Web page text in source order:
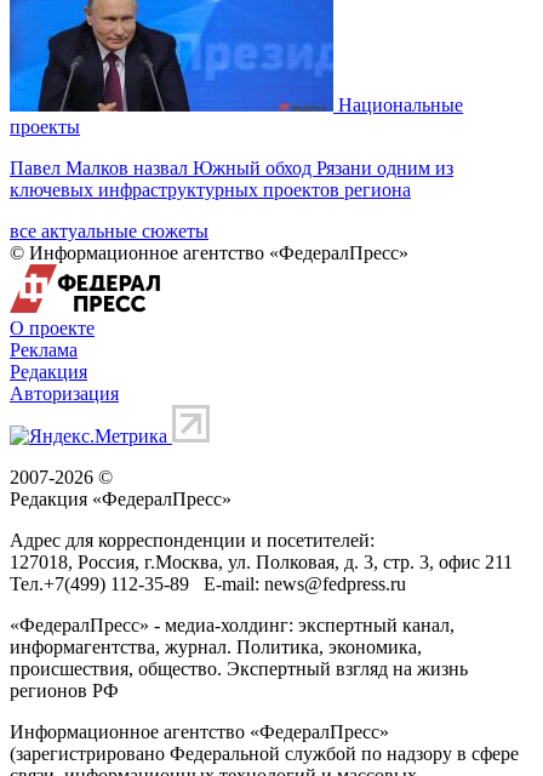
Национальные
проекты
Павел Малков назвал Южный обход Рязани одним из
ключевых инфраструктурных проектов региона
все актуальные сюжеты
© Информационное агентство «ФедералПресс»
О проекте
Реклама
Редакция
Авторизация
2007-2026 ©
Редакция «ФедералПресс»
Адрес для корреспонденции и посетителей:
127018, Россия, г.Москва, ул. Полковая, д. 3, стр. 3, офис 211
Тел.+7(499) 112-35-89 E-mail: news@fedpress.ru
«ФедералПресс» - медиа-холдинг: экспертный канал,
информагентства, журнал. Политика, экономика,
происшествия, общество. Экспертный взгляд на жизнь
регионов РФ
Информационное агентство «ФедералПресс»
(зарегистрировано Федеральной службой по надзору в сфере